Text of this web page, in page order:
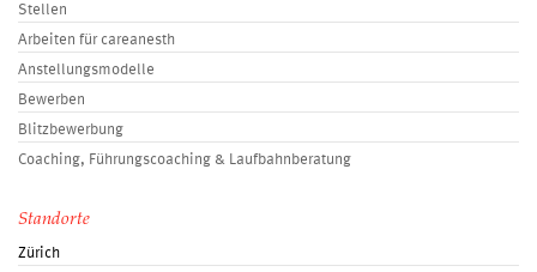
Stellen
Arbeiten für careanesth
Anstellungsmodelle
Bewerben
Blitzbewerbung
Coaching, Führungscoaching & Laufbahnberatung
Standorte
Zürich